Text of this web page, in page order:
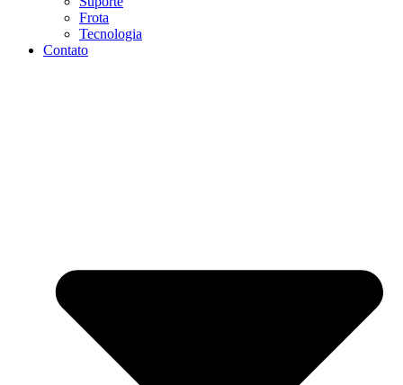
Frota
Tecnologia
Contato